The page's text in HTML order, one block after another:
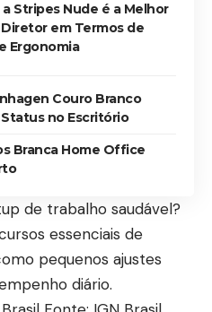
Stripes Nude é a Melhor
Diretor em Termos de
Ergonomia
Couro Branco
no Escritório
Branca Home Office
de trabalho saudável?
essenciais de
pequenos ajustes
diário.